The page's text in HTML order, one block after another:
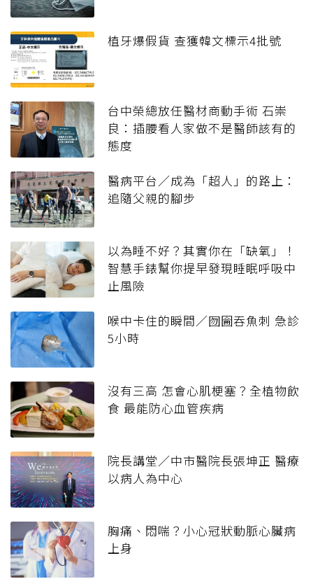
植牙爆假貨 查獲韓文標示4批號
台中榮總放任醫材商動手術 石崇
良：插腰看人家做不是醫師該有的
態度
醫病平台／成為「超人」的路上：
追隨父親的腳步
以為睡不好？其實你在「缺氧」！
智慧手錶幫你提早發現睡眠呼吸中
止風險
喉中卡住的瞬間／囫圇吞魚刺 急診
5小時
沒有三高 怎會心肌梗塞？全植物飲
食 最能防心血管疾病
院長講堂／中市醫院長張坤正 醫療
以病人為中心
胸痛、悶喘？小心冠狀動脈心臟病
上身